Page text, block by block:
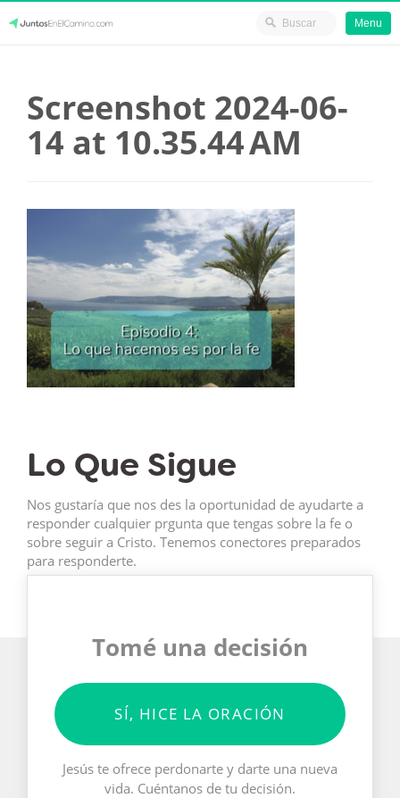
content
Menu
Screenshot 2024-06-
14 at 10.35.44 AM
Lo Que Sigue
Nos gustaría que nos des la oportunidad de ayudarte a
responder cualquier prgunta que tengas sobre la fe o
sobre seguir a Cristo. Tenemos conectores preparados
para responderte.
Tomé una decisión
SÍ, HICE LA ORACIÓN
Jesús te ofrece perdonarte y darte una nueva
vida. Cuéntanos de tu decisión.